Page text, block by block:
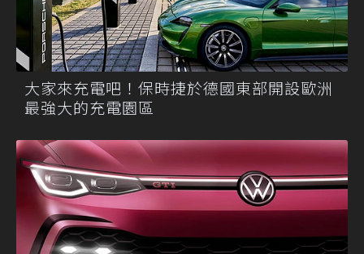
大家來充電吧！保時捷於德國東部開設歐洲
最強大的充電園區